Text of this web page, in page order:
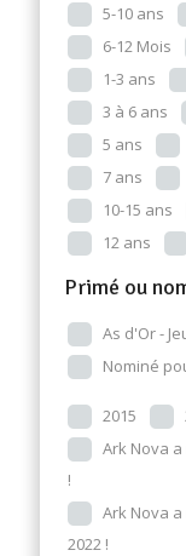
5-10 ans
6-12 Mois
1-3 ans
3 à 6 ans
5 ans
7 ans
10-15 ans
12 ans
Primé ou
As d'Or -
Nominé
2015
Ark Nova
!
Ark Nova
2022 !